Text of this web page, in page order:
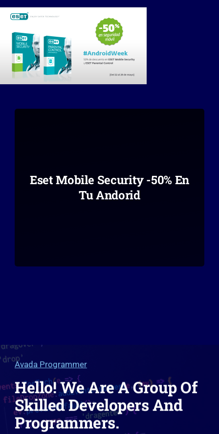
Eset Mobile Security -50% En
Tu Andorid
Avada Programmer
Hello! We Are A Group Of
Skilled Developers And
Programmers.